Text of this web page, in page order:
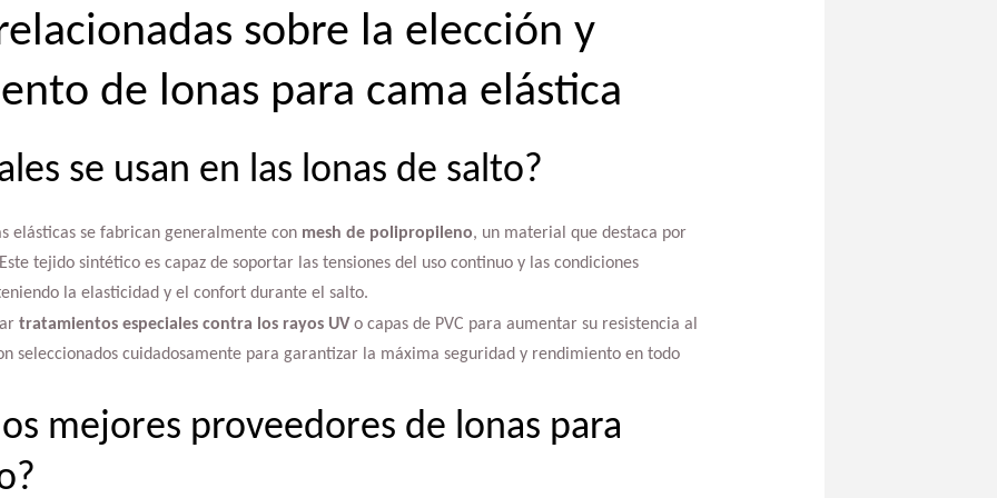
sobre la elección y
de lonas para cama elástica
se usan en las lonas de salto?
elásticas se fabrican generalmente con mesh de polipropileno, un material que destaca por
tejido sintético es capaz de soportar las tensiones del uso continuo y las condiciones
la elasticidad y el confort durante el salto.
tratamientos especiales contra los rayos UVo capas de PVC para aumentar su resistencia al
seleccionados cuidadosamente para garantizar la máxima seguridad y rendimiento en todo
mejores proveedores de lonas para